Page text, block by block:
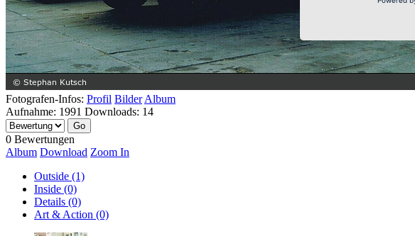
Fotografen-Infos: Profil Bilder Album
Aufnahme: 1991 Downloads: 14
0 Bewertungen
Album Download Zoom In
Outside (1)
Inside (0)
Details (0)
Art & Action (0)